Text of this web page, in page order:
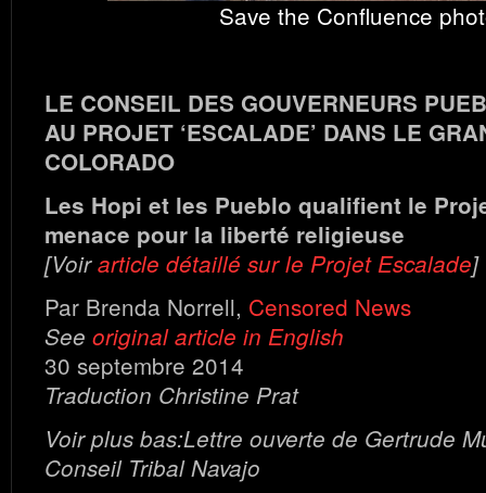
Save the Confluence
LE CONSEIL DES GOUVERNEURS
AU PROJET ‘ESCALADE’ DANS LE
COLORADO
Les Hopi et les Pueblo qualifient le
menace pour la liberté religieuse
[Voirarticle détaillé sur le Projet Escalade]
Par Brenda Norrell, Censored News
See original article in English
30 septembre 2014
Traduction Christine Prat
Voir plus bas:Lettre ouverte de Gertrude
Conseil Tribal Navajo